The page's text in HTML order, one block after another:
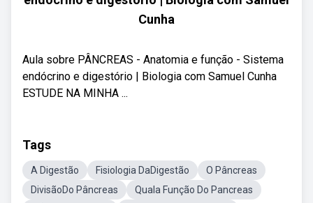
Cunha
Aula sobre PÂNCREAS - Anatomia e função - Sistema
endócrino e digestório | Biologia com Samuel Cunha
ESTUDE NA MINHA ...
Tags
A Digestão Fisiologia DaDigestão
O Pâncreas
DivisãoDo Pâncreas
Quala Função Do Pancreas